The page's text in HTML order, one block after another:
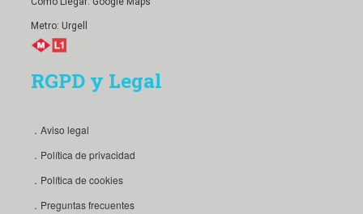
Metro: Urgell
RGPD y Legal
．Aviso legal
．Política de privacidad
．Política de cookies
．Preguntas frecuentes